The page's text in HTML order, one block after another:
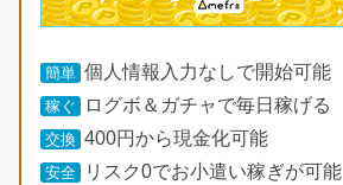
簡単 個人情報入力なしで開始可能
稼ぐ ログボ＆ガチャで毎日稼げる
交換 400円から現金化可能
安全 リスク0でお小遣い稼ぎが可能